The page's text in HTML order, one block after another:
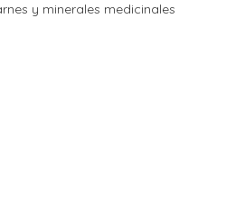
y minerales medicinales